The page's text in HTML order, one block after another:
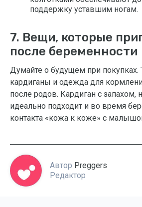
поддержку уставшим ногам.
7. Вещи, которые
после беременности
Думайте о будущем при покупках.
кардиганы и одежда для
после родов. Кардиган с запахом,
идеально подходит и во время
контакта «кожа к коже» с
Автор Preggers
Редактор